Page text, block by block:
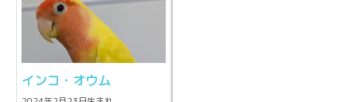
インコ・オウム